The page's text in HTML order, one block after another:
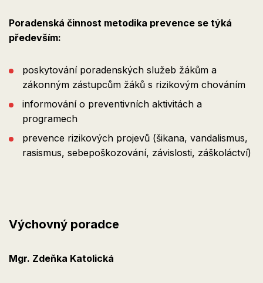
Poradenská činnost metodika prevence se týká
především:
poskytování poradenských služeb žákům a
zákonným zástupcům žáků s rizikovým chováním
informování o preventivních aktivitách a
programech
prevence rizikových projevů (šikana, vandalismus,
rasismus, sebepoškozování, závislosti, záškoláctví)
Výchovný poradce
Mgr. Zdeňka Katolická